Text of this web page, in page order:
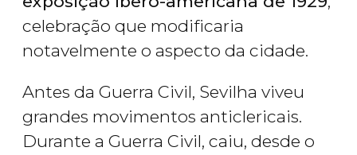
celebração que modificaria
notavelmente o aspecto da cidade.
Antes da Guerra Civil, Sevilha viveu
grandes movimentos anticlericais.
Durante a Guerra Civil, caiu, desde o